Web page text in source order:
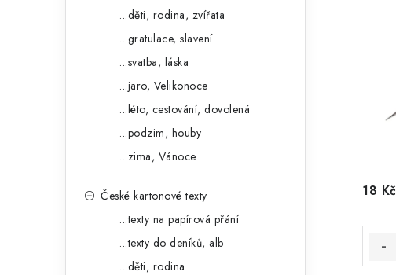
...děti, rodina, zvířata
...gratulace, slavení
...svatba, láska
...jaro, Velikonoce
...léto, cestování, dovolená
...podzim, houby
...zima, Vánoce
České kartonové texty
...texty na papírová přání
...texty do deníků, alb
...děti, rodina
18 Kč